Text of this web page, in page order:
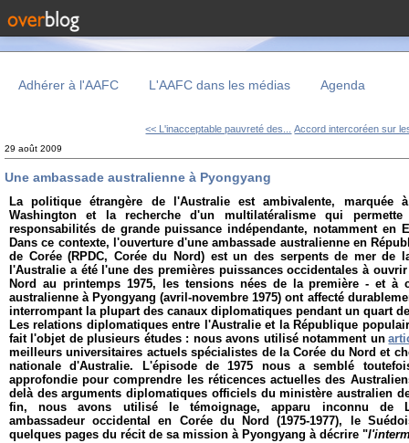
Adhérer à l'AAFC L'AAFC dans les médias Agenda
<< L'inacceptable pauvreté des... Accord intercoréen sur
29 août 2009
Une ambassade australienne à Pyongyang
La politique étrangère de l'Australie est ambivalente,
Washington et la recherche d'un multilatéralisme qui
responsabilités de grande puissance indépendante, notamment en
Dans ce contexte, l'ouverture d'une ambassade australienne en
de Corée (RPDC, Corée du Nord) est un des serpents de mer de
l'Australie a été l'une des premières puissances occidentales à
Nord au printemps 1975, les tensions nées de la première - et à
australienne à Pyongyang (avril-novembre 1975) ont affecté
interrompant la plupart des canaux diplomatiques pendant un quart
Les relations diplomatiques entre l'Australie et la République
fait l'objet de plusieurs études : nous avons utilisé notamment un
meilleurs universitaires actuels spécialistes de la Corée du Nord et
nationale d'Australie. L'épisode de 1975 nous a semblé
approfondie pour comprendre les réticences actuelles des
delà des arguments diplomatiques officiels du ministère australien
fin, nous avons utilisé le témoignage, apparu inconnu de
ambassadeur occidental en Corée du Nord (1975-1977), le
quelques pages du récit de sa mission à Pyongyang à décrire "